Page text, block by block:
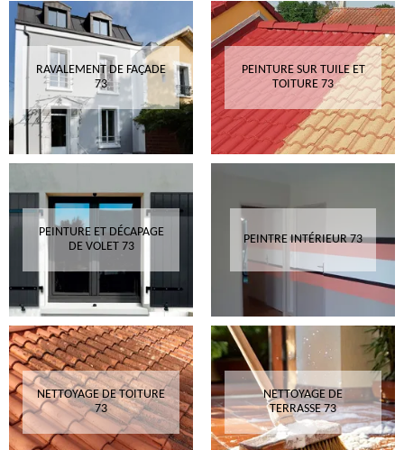
RAVALEMENT DE FAÇADE
73
PEINTURE SUR TUILE ET
TOITURE 73
PEINTURE ET DÉCAPAGE
DE VOLET 73
PEINTRE INTÉRIEUR 73
NETTOYAGE DE TOITURE
73
NETTOYAGE DE
TERRASSE 73